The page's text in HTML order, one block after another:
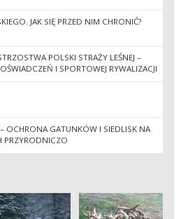
JAK SIĘ PRZED NIM CHRONIĆ?
POLSKI STRAŻY LEŚNEJ –
I SPORTOWEJ RYWALIZACJI
OCHRONA GATUNKÓW I SIEDLISK NA
PRZYRODNICZO